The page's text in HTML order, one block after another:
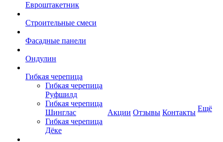
Евроштакетник
Строительные смеси
Фасадные панели
Ондулин
Гибкая черепица
Гибкая черепица
Руфшилд
Гибкая черепица
Шинглас
Гибкая черепица
Дёке
Акции Отзывы Контакты Ещё